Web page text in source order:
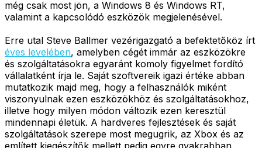
még csak most jön, a Windows 8 és Windows RT,
valamint a kapcsolódó eszközök megjelenésével.
Erre utal Steve Ballmer vezérigazgató a befektetőköz írt
éves levelében, amelyben cégét immár az eszközökre
és szolgáltatásokra egyaránt komoly figyelmet fordító
vállalatként írja le. Saját szoftvereik igazi értéke abban
mutatkozik majd meg, hogy a felhasználók miként
viszonyulnak ezen eszközökhöz és szolgáltatásokhoz,
illetve hogy milyen módon változik ezen keresztül
mindennapi életük. A hardveres fejlesztések és saját
szolgáltatások szerepe most megugrik, az Xbox és az
említett kiegészítők mellett pedig egyre gyakrabban